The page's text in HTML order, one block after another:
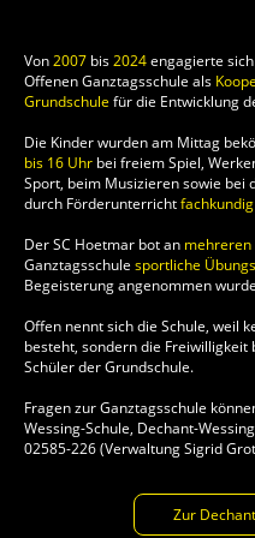
Von2007 bis2024engagierte
Offenen Ganztagsschule als
Grundschule für die Entwicklung
Die Kinder wurden am Mittag
bis 16 Uhr bei freiem Spiel,
Sport, beim Musizieren sowie bei
durch Förderunterricht
Der SC Hoetmar bot an
Ganztagsschule sportliche
Begeisterung angenommen
Offen nennt sich die Schule, weil
besteht, sondern die
Schüler der Grundschule.
Fragen zur Ganztagsschule
Wessing-Schule, Dechant-
02585-226 (Verwaltung Sigrid
Zur